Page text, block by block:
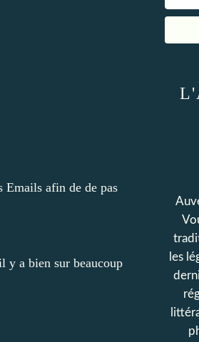
Emails afin de de pas
y a bien sur beaucoup
les